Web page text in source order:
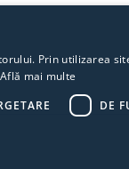
Prin utilizarea
Află mai multe
DE